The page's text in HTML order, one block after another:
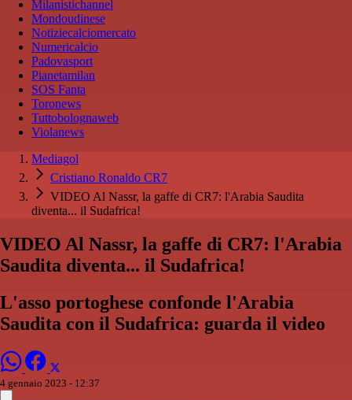
Milanistichannel
Mondoudinese
Notiziecalciomercato
Numericalcio
Padovasport
Pianetamilan
SOS Fanta
Toronews
Tuttobolognaweb
Violanews
Mediagol
Cristiano Ronaldo CR7
VIDEO Al Nassr, la gaffe di CR7: l'Arabia Saudita
diventa... il Sudafrica!
VIDEO Al Nassr, la gaffe di CR7: l'Arabia
Saudita diventa... il Sudafrica!
L'asso portoghese confonde l'Arabia
Saudita con il Sudafrica: guarda il video
4 gennaio 2023 - 12:37